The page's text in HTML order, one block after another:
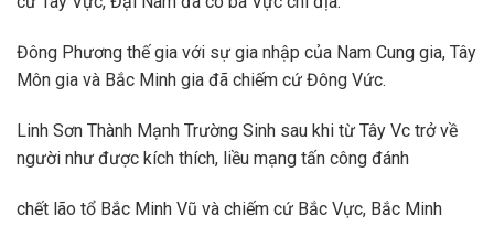
Đông Phương thế gia với sự gia nhập của Nam Cung gia, Tây
Môn gia và Bắc Minh gia đã chiếm cứ Đông Vức.
Linh Sơn Thành Mạnh Trường Sinh sau khi từ Tây Vc trở về
người như được kích thích, liều mạng tấn công đánh
chết lão tổ Bắc Minh Vũ và chiếm cứ Bắc Vực, Bắc Minh